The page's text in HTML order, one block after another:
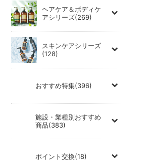
ヘアケア＆ボディケ
アシリーズ(269)
スキンケアシリーズ
(128)
おすすめ特集(396)
施設・業種別おすすめ
商品(383)
ポイント交換(18)